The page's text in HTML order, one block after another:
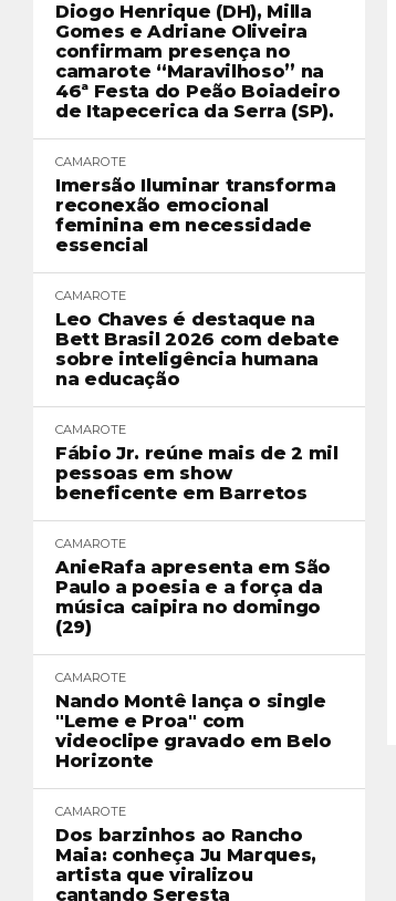
Diogo Henrique (DH), Milla
Gomes e Adriane Oliveira
confirmam presença no
camarote “Maravilhoso” na
46ª Festa do Peão Boiadeiro
de Itapecerica da Serra (SP).
CAMAROTE
Imersão Iluminar transforma
reconexão emocional
feminina em necessidade
essencial
CAMAROTE
Leo Chaves é destaque na
Bett Brasil 2026 com debate
sobre inteligência humana
na educação
CAMAROTE
Fábio Jr. reúne mais de 2 mil
pessoas em show
beneficente em Barretos
CAMAROTE
AnieRafa apresenta em São
Paulo a poesia e a força da
música caipira no domingo
(29)
CAMAROTE
Nando Montê lança o single
"Leme e Proa" com
videoclipe gravado em Belo
Horizonte
CAMAROTE
Dos barzinhos ao Rancho
Maia: conheça Ju Marques,
artista que viralizou
cantando Seresta